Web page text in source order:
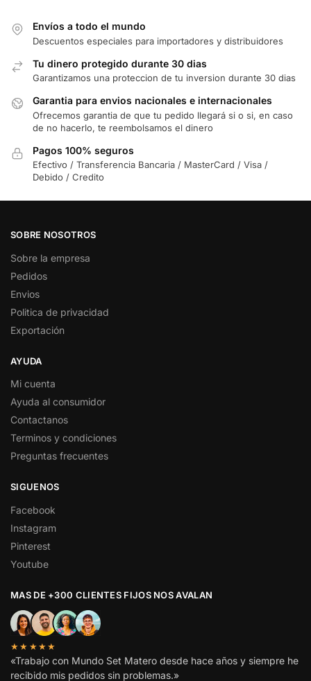
Envíos a todo el mundo
Descuentos especiales para importadores y distribuidores
Tu dinero protegido durante 30 dias
Garantizamos una proteccion de tu inversion durante 30 dias
Garantia para envios nacionales e internacionales
Ofrecemos garantia de que tu pedido llegará si o si, en caso
de no hacerlo, te reembolsamos el dinero
Pagos 100% seguros
Efectivo / Transferencia Bancaria / MasterCard / Visa /
Debido / Credito
SOBRE NOSOTROS
Sobre la empresa
Pedidos
Envios
Politica de privacidad
Exportación
AYUDA
Mi cuenta
Ayuda al consumidor
Contactanos
Terminos y condiciones
Preguntas frecuentes
SIGUENOS
Facebook
Instagram
Pinterest
Youtube
MAS DE +300 CLIENTES FIJOS NOS AVALAN
★★★★★
«Trabajo con Mundo Set Matero desde hace años y siempre he
recibido mis pedidos sin problemas.»